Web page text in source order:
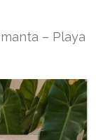
– Playa